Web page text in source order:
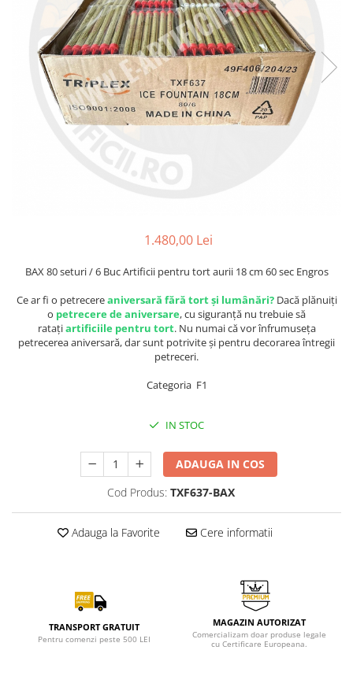
1.480,00 Lei
BAX 80 seturi / 6 Buc Artificii pentru tort aurii 18 cm 60 sec Engros
Ce ar fi o petrecereaniversară fără tort și lumânări? Dacă plănuiți
o petrecere de aniversare, cu siguranță nu trebuie să
ratațiartificiile pentru tort. Nu numai că vor înfrumuseța
petrecerea aniversară, dar sunt potrivite și pentru decorarea întregii
petreceri.
Categoria F1
IN STOC
ADAUGA IN COS
Cod Produs: TXF637-BAX
Adauga la Favorite Cere informatii
TRANSPORT GRATUIT
Pentru comenzi peste 500 LEI
MAGAZIN AUTORIZAT
Comercializam doar produse legale
cu Certificare Europeana.